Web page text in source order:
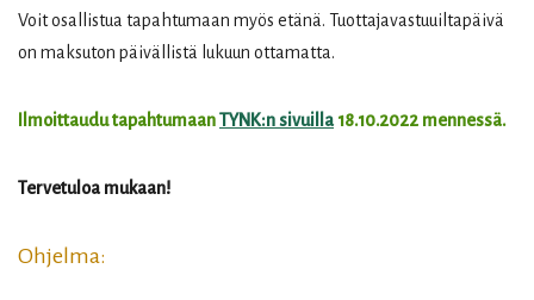
Voit osallistua tapahtumaan myös etänä. Tuottajavastuuiltapäivä
on maksuton päivällistä lukuun ottamatta.
Ilmoittaudu tapahtumaanTYNK:n sivuilla 18.10.2022 mennessä.
Tervetuloa mukaan!
Ohjelma: